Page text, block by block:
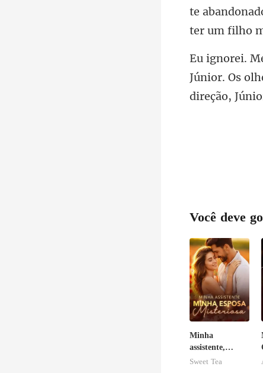
te
Júnior. Os
Você deve
Minha
assistente,
minha esposa
Sweet Tea